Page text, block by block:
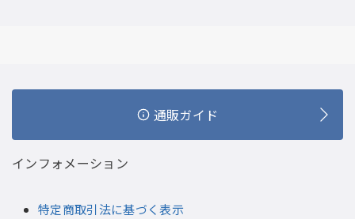
通販ガイド
インフォメーション
特定商取引法に基づく表示